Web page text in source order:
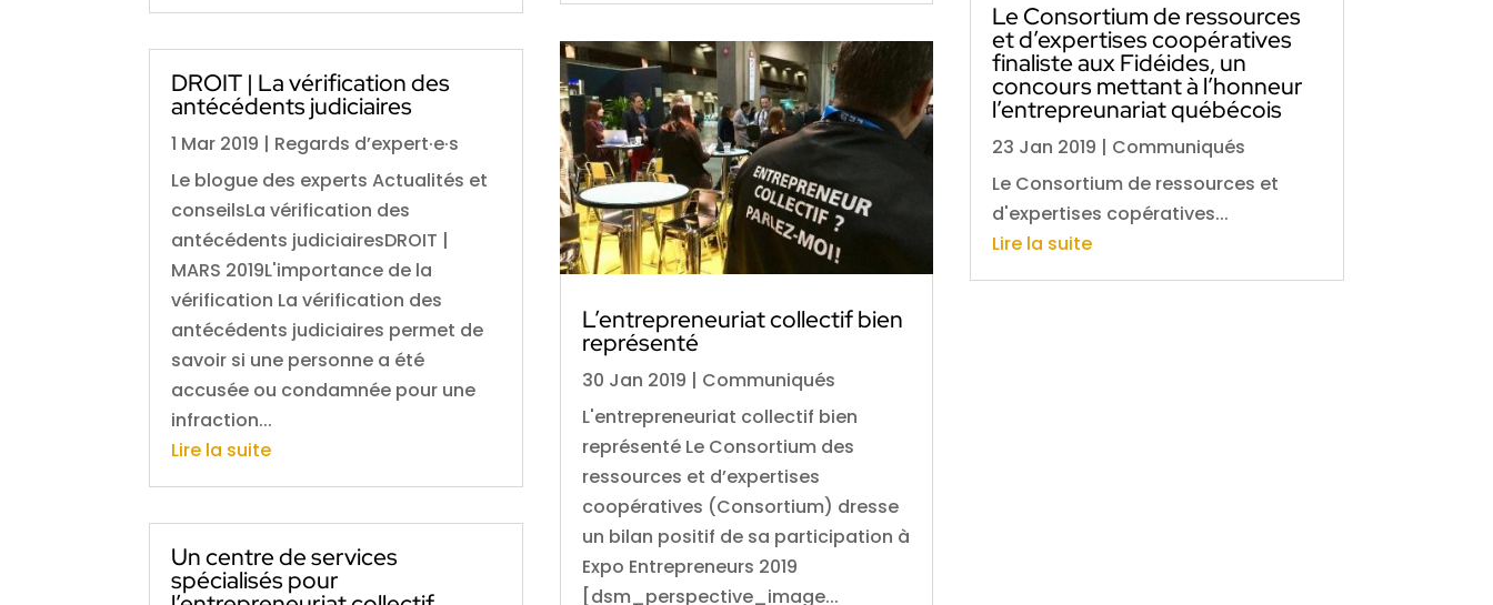
DROIT | La vérification des
antécédents judiciaires
1 Mar 2019 | Regards d’expert·e·s
Le blogue des experts Actualités et
conseilsLa vérification des
antécédents judiciairesDROIT |
MARS 2019L'importance de la
vérification La vérification des
antécédents judiciaires permet de
savoir si une personne a été
accusée ou condamnée pour une
infraction...
Lire la suite
Un centre de services
spécialisés pour
L’entrepreneuriat collectif bien
représenté
30 Jan 2019 | Communiqués
L'entrepreneuriat collectif bien
représenté Le Consortium des
ressources et d’expertises
coopératives (Consortium) dresse
un bilan positif de sa participation à
Expo Entrepreneurs 2019
[dsm_perspective_image...
Le Consortium de ressources
et d’expertises coopératives
finaliste aux Fidéides, un
concours mettant à l’honneur
l’entrepreunariat québécois
23 Jan 2019 | Communiqués
Le Consortium de ressources et
d'expertises copératives...
Lire la suite